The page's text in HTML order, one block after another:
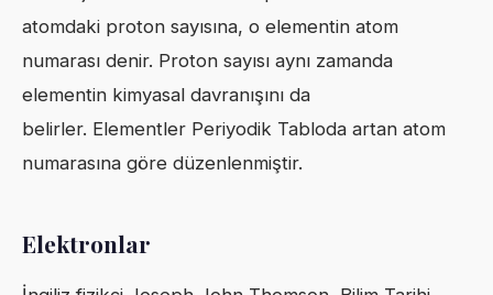
atomdaki proton sayısına, o elementin atom
numarası denir. Proton sayısı aynı zamanda
elementin kimyasal davranışını da
belirler. Elementler Periyodik Tabloda artan atom
numarasına göre düzenlenmiştir.
Elektronlar